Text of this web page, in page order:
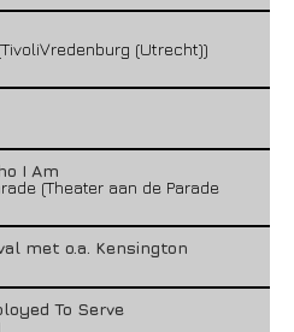
(Utrecht))
I Am
(Theater aan de Parade
met o.a. Kensington
To Serve